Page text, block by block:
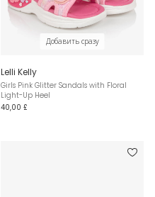
Добавить сразу
Lelli Kelly
Girls Pink Glitter Sandals with Floral
Light-Up Heel
40,00 £